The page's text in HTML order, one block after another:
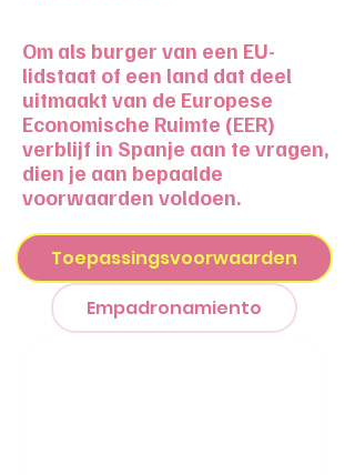
Om als burger van een EU-
lidstaat of een land dat deel
uitmaakt van de Europese
Economische Ruimte (EER)
verblijf in Spanje aan te vragen,
dien je aan bepaalde
voorwaarden voldoen.
Toepassingsvoorwaarden
Empadronamiento